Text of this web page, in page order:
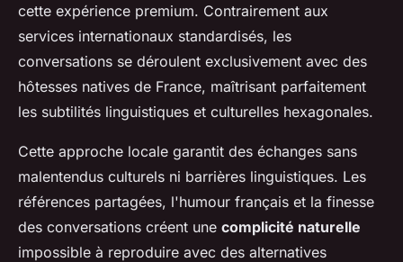
cette expérience premium. Contrairement aux
services internationaux standardisés, les
conversations se déroulent exclusivement avec des
hôtesses natives de France, maîtrisant parfaitement
les subtilités linguistiques et culturelles hexagonales.
Cette approche locale garantit des échanges sans
malentendus culturels ni barrières linguistiques. Les
références partagées, l'humour français et la finesse
des conversations créent une complicité naturelle
impossible à reproduire avec des alternatives